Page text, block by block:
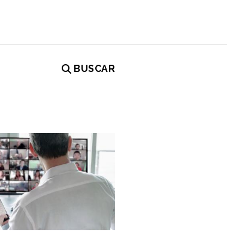
BUSCAR